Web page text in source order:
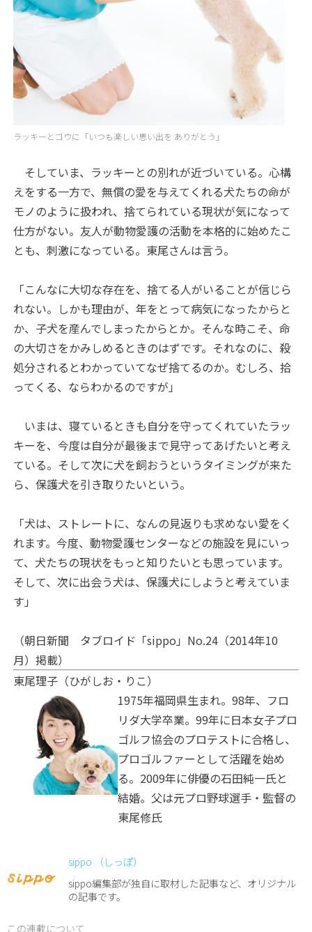
ラッキーとゴウに「いつも楽しい思い出を ありがとう」
そしていま、ラッキーとの別れが近づいている。心構
えをする一方で、無償の愛を与えてくれる犬たちの命が
モノのように扱われ、捨てられている現状が気になって
仕方がない。友人が動物愛護の活動を本格的に始めたこ
とも、刺激になっている。東尾さんは言う。
「こんなに大切な存在を、捨てる人がいることが信じら
れない。しかも理由が、年をとって病気になったからと
か、子犬を産んでしまったからとか。そんな時こそ、命
の大切さをかみしめるときのはずです。それなのに、殺
処分されるとわかっていてなぜ捨てるのか。むしろ、拾
ってくる、ならわかるのですが」
いまは、寝ているときも自分を守ってくれていたラッ
キーを、今度は自分が最後まで見守ってあげたいと考え
ている。そして次に犬を飼おうというタイミングが来た
ら、保護犬を引き取りたいという。
「犬は、ストレートに、なんの見返りも求めない愛をく
れます。今度、動物愛護センターなどの施設を見にいっ
て、犬たちの現状をもっと知りたいとも思っています。
そして、次に出会う犬は、保護犬にしようと考えていま
す」
（朝日新聞 タブロイド「sippo」No.24（2014年10
月）掲載）
東尾理子（ひがしお・りこ）
1975年福岡県生まれ。98年、フロ
リダ大学卒業。99年に日本女子プロ
ゴルフ協会のプロテストに合格し、
プロゴルファーとして活躍を始め
る。2009年に俳優の石田純一氏と
結婚。父は元プロ野球選手・監督の
東尾修氏
sippo （しっぽ）
sippo編集部が独自に取材した記事など、オリジナル
の記事です。
この連載について